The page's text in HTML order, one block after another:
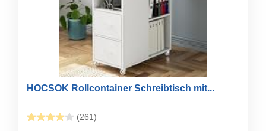
HOCSOK Rollcontainer Schreibtisch mit...
(261)